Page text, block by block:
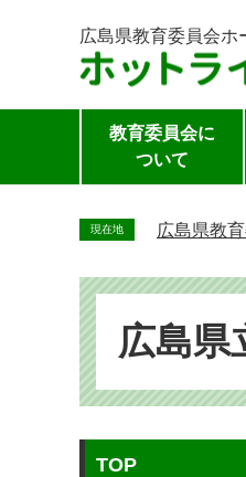
広島県教育委員会ホ
教育委員会に
ついて
現在地 広島県教
広島県
TOP